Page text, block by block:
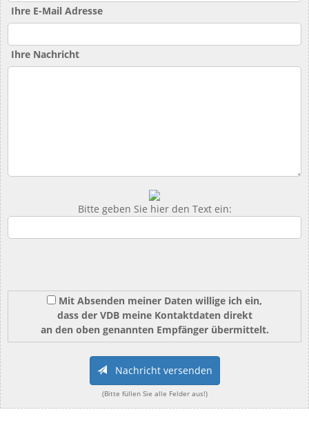
Ihre E-Mail Adresse
Ihre Nachricht
Bitte geben Sie hier den Text ein:
Mit Absenden meiner Daten willige ich ein,
dass der VDB meine Kontaktdaten direkt
an den oben genannten Empfänger übermittelt.
Nachricht versenden
(Bitte füllen Sie alle Felder aus!)